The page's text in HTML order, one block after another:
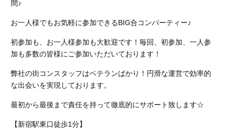
間♪
お一人様でもお気軽に参加できるBIG合コンパーティー♪
初参加も、お一人様参加も大歓迎です！毎回、初参加、一人参
加も多数の皆様にご参加いただいております！
弊社の街コンスタッフはベテランばかり！円滑な運営で効率的
な出会いを実現しております。
最初から最後まで責任を持って徹底的にサポート致します☆
【新宿駅東口徒歩1分】